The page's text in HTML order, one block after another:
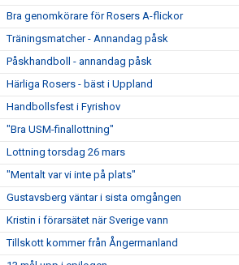
Bra genomkörare för Rosers A-flickor
Träningsmatcher - Annandag påsk
Påskhandboll - annandag påsk
Härliga Rosers - bäst i Uppland
Handbollsfest i Fyrishov
"Bra USM-finallottning"
Lottning torsdag 26 mars
"Mentalt var vi inte på plats"
Gustavsberg väntar i sista omgången
Kristin i förarsätet när Sverige vann
Tillskott kommer från Ångermanland